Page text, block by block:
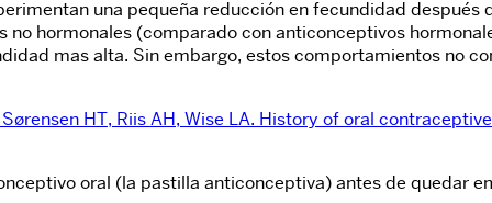
una pequeña reducción en fecundidad después
no hormonales (comparado con anticonceptivos
mas alta. Sin embargo, estos comportamientos no
HT, Riis AH, Wise LA. History of oral
oral (la pastilla anticonceptiva) antes de quedar